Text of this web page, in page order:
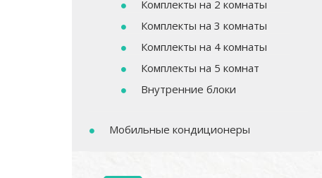
Комплекты на 2 комнаты
Комплекты на 3 комнаты
Комплекты на 4 комнаты
Комплекты на 5 комнат
Внутренние блоки
Мобильные кондиционеры